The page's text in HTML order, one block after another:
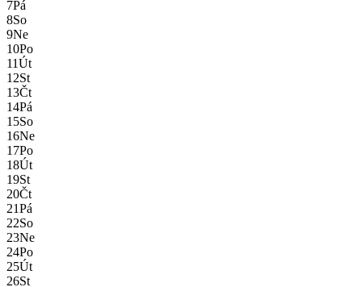
7Pá
8So
9Ne
10Po
11Út
12St
13Čt
14Pá
15So
16Ne
17Po
18Út
19St
20Čt
21Pá
22So
23Ne
24Po
25Út
26St